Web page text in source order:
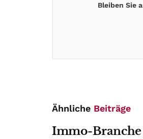
Bleiben Sie
Ähnliche Beiträge
Immo-